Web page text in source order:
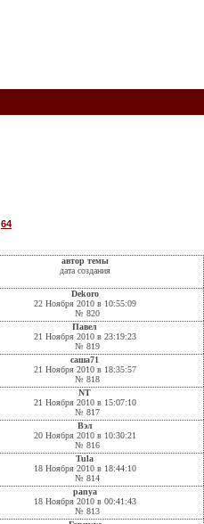
64
автор темы
дата создания
Dekoro
22 Ноября 2010 в 10:55:09
№ 820
Павел
21 Ноября 2010 в 23:19:23
№ 819
саша71
21 Ноября 2010 в 18:35:57
№ 818
NT
21 Ноября 2010 в 15:07:10
№ 817
Вэл
20 Ноября 2010 в 10:30:21
№ 816
Tula
18 Ноября 2010 в 18:44:10
№ 814
panya
18 Ноября 2010 в 00:41:43
№ 813